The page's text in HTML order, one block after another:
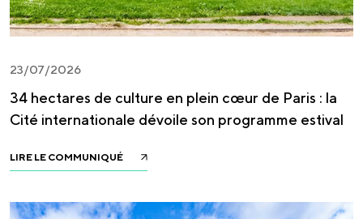
23/07/2026
34 hectares de culture en plein cœur de Paris : la
Cité internationale dévoile son programme estival
LIRE LE COMMUNIQUÉ